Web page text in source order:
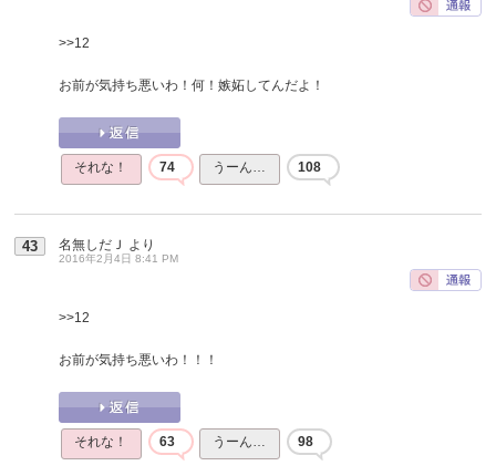
>>12
お前が気持ち悪いわ！何！嫉妬してんだよ！
それな！ 74 うーん… 108
43 名無しだＪ より
2016年2月4日 8:41 PM
>>12
お前が気持ち悪いわ！！！
それな！ 63 うーん… 98